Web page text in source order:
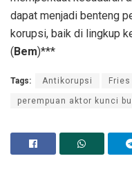
dapat menjadi benteng
korupsi, baik di lingkup
(Bem)***
Tags: Antikorupsi
perempuan aktor kunci